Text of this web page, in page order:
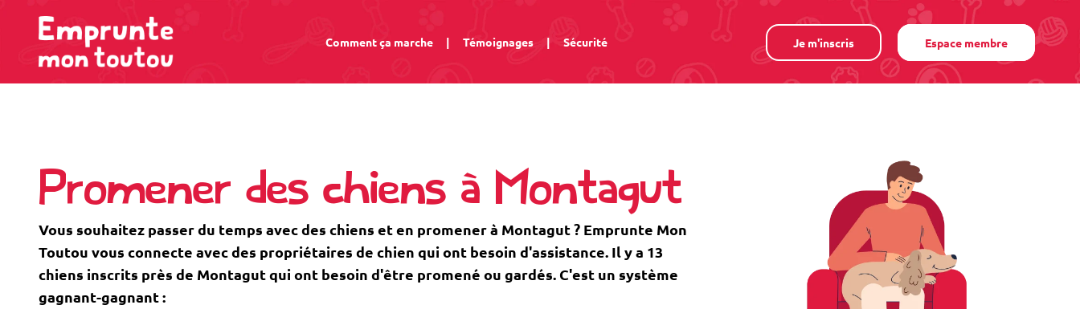
Comment ça marche | Témoignages | Sécurité Je m'inscris Espace membre
Promener des chiens à Montagut
Vous souhaitez passer du temps avec des chiens et en promener à Montagut ? Emprunte Mon
Toutou vous connecte avec des propriétaires de chien qui ont besoin d'assistance. Il y a 13
chiens inscrits près de Montagut qui ont besoin d'être promené ou gardés. C'est un système
gagnant-gagnant :